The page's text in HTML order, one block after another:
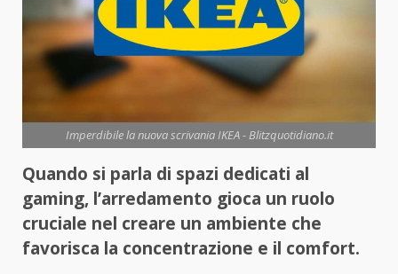
Imperdibile la nuova scrivania IKEA - Blitzquotidiano.it
Quando si parla di spazi dedicati al
gaming, l’arredamento gioca un ruolo
cruciale nel creare un ambiente che
favorisca la concentrazione e il comfort.